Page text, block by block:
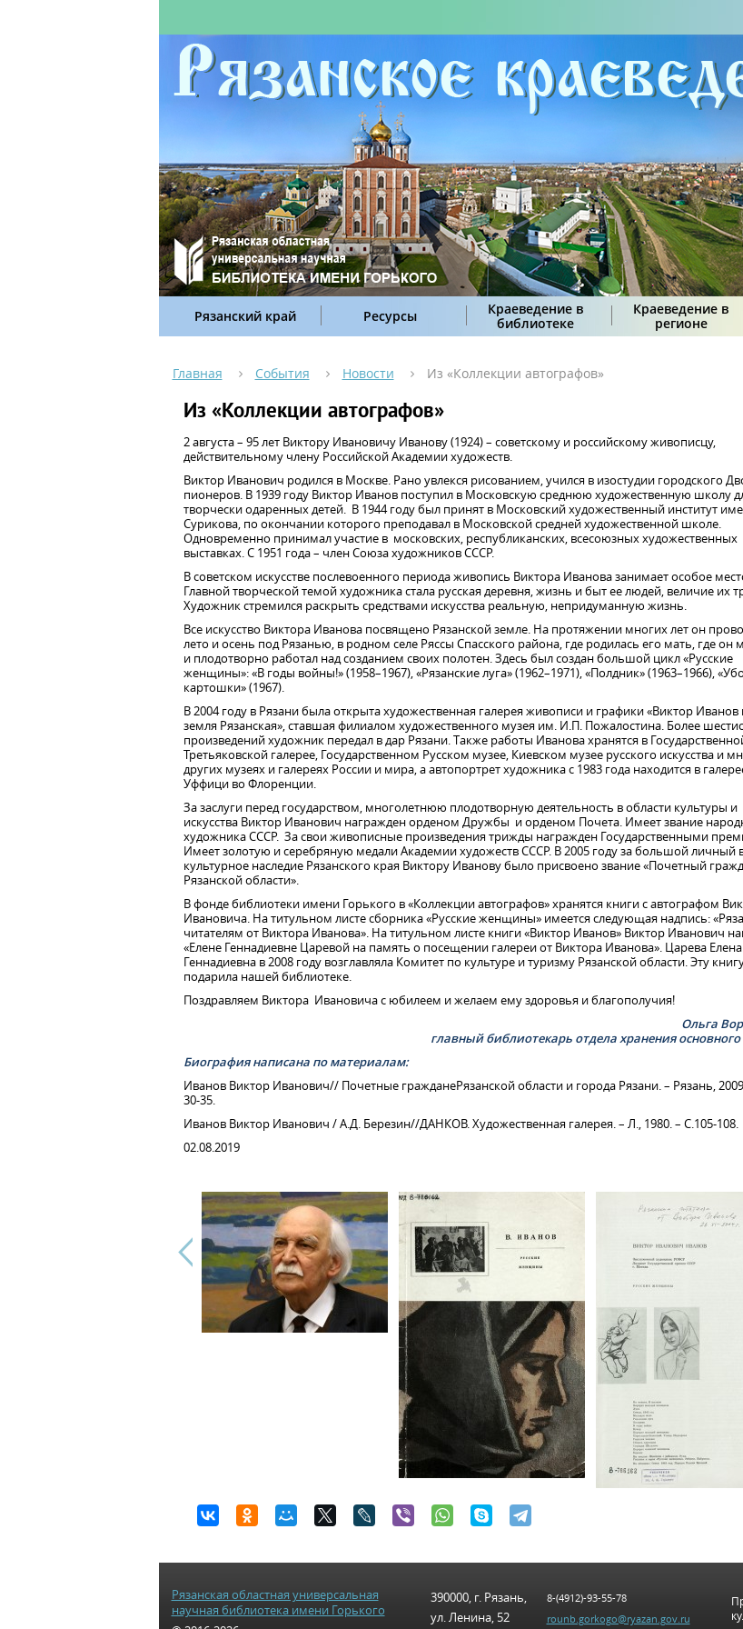
Рязанский край Ресурсы
Краеведение в
библиотеке
Краеведение в
регионе
Главная События Новости Из «Коллекции автографов»
Из «Коллекции автографов»
2 августа – 95 лет Виктору Ивановичу Иванову (1924) – советскому и российскому живописцу,
действительному члену Российской Академии художеств.
Виктор Иванович родился в Москве. Рано увлекся рисованием, учился в изостудии городского
пионеров. В 1939 году Виктор Иванов поступил в Московскую среднюю художественную школу
творчески одаренных детей. В 1944 году был принят в Московский художественный институт
Сурикова, по окончании которого преподавал в Московской средней художественной школе.
Одновременно принимал участие в московских, республиканских, всесоюзных художественных
выставках. С 1951 года – член Союза художников СССР.
В советском искусстве послевоенного периода живопись Виктора Иванова занимает особое
Главной творческой темой художника стала русская деревня, жизнь и быт ее людей, величие их
Художник стремился раскрыть средствами искусства реальную, непридуманную жизнь.
Все искусство Виктора Иванова посвящено Рязанской земле. На протяжении многих лет он
лето и осень под Рязанью, в родном селе Ряссы Спасского района, где родилась его мать, где он
и плодотворно работал над созданием своих полотен. Здесь был создан большой цикл «Русские
женщины»: «В годы войны!» (1958–1967), «Рязанские луга» (1962–1971), «Полдник» (1963–1966),
картошки» (1967).
В 2004 году в Рязани была открыта художественная галерея живописи и графики «Виктор Иванов
земля Рязанская», ставшая филиалом художественного музея им. И.П. Пожалостина. Более
произведений художник передал в дар Рязани. Также работы Иванова хранятся в
Третьяковской галерее, Государственном Русском музее, Киевском музее русского искусства и
других музеях и галереях России и мира, а автопортрет художника с 1983 года находится в
Уффици во Флоренции.
За заслуги перед государством, многолетнюю плодотворную деятельность в области культуры и
искусства Виктор Иванович награжден орденом Дружбы и орденом Почета. Имеет звание
художника СССР. За свои живописные произведения трижды награжден Государственными
Имеет золотую и серебряную медали Академии художеств СССР. В 2005 году за большой личный
культурное наследие Рязанского края Виктору Иванову было присвоено звание «Почетный
Рязанской области».
В фонде библиотеки имени Горького в «Коллекции автографов» хранятся книги с автографом
Ивановича. На титульном листе сборника «Русские женщины» имеется следующая надпись:
читателям от Виктора Иванова». На титульном листе книги «Виктор Иванов» Виктор Иванович
«Елене Геннадиевне Царевой на память о посещении галереи от Виктора Иванова». Царева Елена
Геннадиевна в 2008 году возглавляла Комитет по культуре и туризму Рязанской области. Эту
подарила нашей библиотеке.
Поздравляем Виктора Ивановича с юбилеем и желаем ему здоровья и благополучия!
Ольга
главный библиотекарь отдела хранения
Биография написана по материалам:
Иванов Виктор Иванович// Почетные гражданеРязанской области и города Рязани. – Рязань,
30-35.
Иванов Виктор Иванович / А.Д. Березин//ДАНКОВ. Художественная галерея. – Л., 1980. – С.105-108.
02.08.2019
Рязанская областная универсальная
научная библиотека имени Горького
390000, г. Рязань,
ул. Ленина, 52
8-(4912)-93-55-78
rounb.gorkogo@ryazan.gov.ru